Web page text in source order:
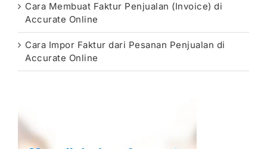
Cara Membuat Faktur Penjualan (Invoice) di
Accurate Online
Cara Impor Faktur dari Pesanan Penjualan di
Accurate Online